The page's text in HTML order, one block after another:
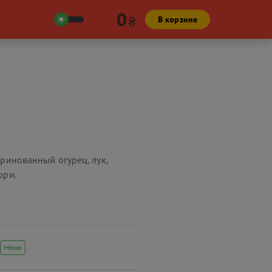
0₴ В корзине
огурец, лук,
Меню